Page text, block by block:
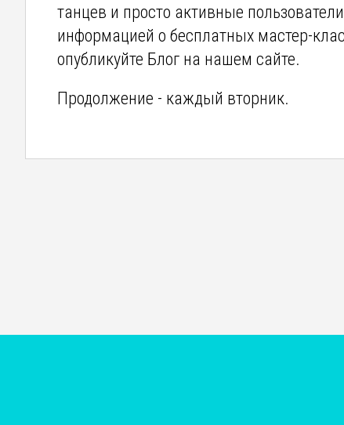
танцев и просто активные
информацией о бесплатных мастер-
опубликуйте Блог на нашем сайте.
Продолжение - каждый вторник.